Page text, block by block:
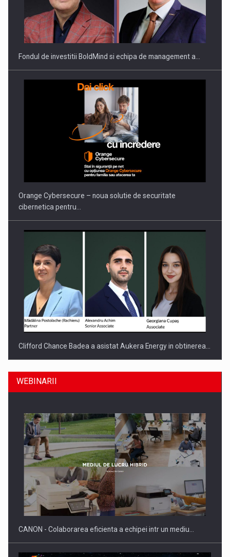
Fondul de investitii BoldMind si echipa de management a…
Orange Cybersecure – noua solutie de securitate
cibernetica pentru…
Clifford Chance Badea a asistat Aukera Energy in obtinerea…
SAPTE PERSONALITATI DIN MEDIUL DE AFACERI, ACADEMIC
SI INSTITUTIONAL…
WEBINARII
CANON - Colaborarea eficienta a echipei intr un mediu…